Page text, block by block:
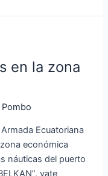
en la zona
Pombo
Ecuatoriana
económica
náuticas del puerto
yate